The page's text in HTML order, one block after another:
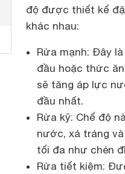
độ được thiết kế
khác nhau:
Rửa mạnh: Đây
đầu hoặc thức
sẽ tăng áp lực
đầu nhất.
Rửa kỹ: Chế độ
nước, xả tráng
tối đa như chén
Rửa tiết kiệm: